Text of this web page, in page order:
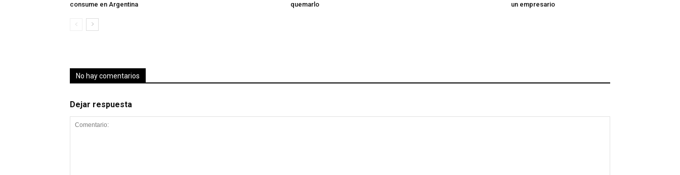
consume en Argentina
quemarlo
un empresario
No hay comentarios
Dejar respuesta